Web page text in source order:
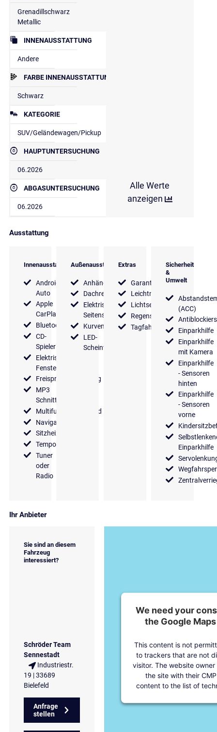
Grenadillschwarz
Metallic
INNENAUSSTATTUNG
Andere
FARBE INNENAUSSTATTUNG
Schwarz
KATEGORIE
SUV/Geländewagen/Pickup
HAUPTUNTERSUCHUNG
06.2026
ABGASUNTERSUCHUNG
06.2026
Alle Werte
anzeigen
Ausstattung
Innenausstattung
Android
Auto
Apple
CarPlay
Bluetooth
CD-
Spieler
Elektrische
Fensterheber
Freisprecheinrichtung
MP3
Schnittstelle
Multifunktionslenkrad
Navigationssystem
Sitzheizung
Tempomat
Tuner
oder
Radio
Außenausstattung
Anhängerkupplung
Dachreling
Elektrische
Seitenspiegel
Kurvenlicht
LED-
Scheinwerfer
Extras
Garantie
Leichtmetallfelgen
Lichtsensor
Regensensor
Tagfahrlicht
Sicherheit
&
Umwelt
(ACC)
Einparkhilfe
Einparkhilfe
mit Kamera
Einparkhilfe
- Sensoren
hinten
Einparkhilfe
- Sensoren
vorne
Einparkhilfe
Ihr Anbieter
Sie sind an diesem
Fahrzeug
interessiert?
Schröder Team
Sennestadt
Industriestr.
19 | 33689
Bielefeld
Anfrage
stellen
We need your
the Google
This content is not
to trackers that are not
visitor. The website
the site with their
content to the list of